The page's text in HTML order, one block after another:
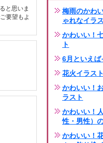
と思いま
要望もよ
梅雨のかわ
ゃれなイラ
かわいい！
ト
6月といえば
花火イラスト
かわいい！
ラスト
かわいい！
性・男性）
かわいい！